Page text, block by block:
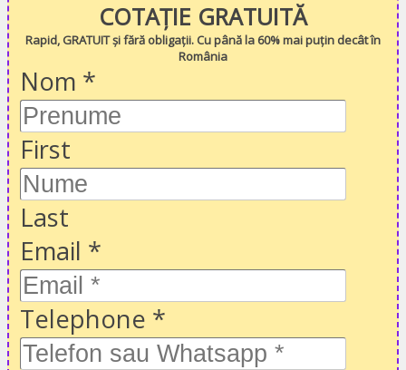
COTAȚIE GRATUITĂ
Rapid, GRATUIT și fără obligații. Cu până la 60% mai puțin decât în
România
Nom *
First
Last
Email *
Telephone *